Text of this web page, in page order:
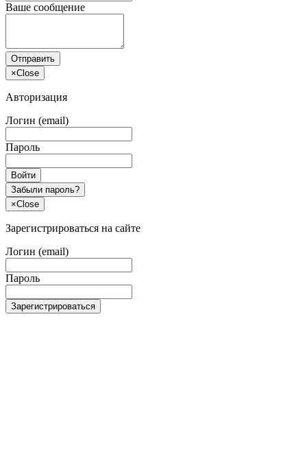
Ваше сообщение
Отправить
×Close
Авторизация
Логин (email)
Пароль
Войти
Забыли пароль?
×Close
Зарегистрироваться на сайте
Логин (email)
Пароль
Зарегистрироваться